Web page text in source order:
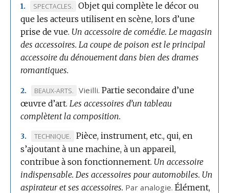
1.
MARQUE
DE
DOMAINE
:
SPECTACLES.
Objet qui complète le décor ou
que les acteurs utilisent en scène, lors d’une
prise de vue. Un accessoire de comédie. Le magasin
des accessoires. La coupe de poison est le principal
accessoire du dénouement dans bien des drames
romantiques.
2.
MARQUE
DE
DOMAINE
BEAUX-ARTS. Vieilli. Partie secondaire d’une
œuvre d’art. Les accessoires d’un tableau
complètent la composition.
3.
MARQUE
DE
DOMAINE
:
TECHNIQUE.
Pièce, instrument, etc., qui, en
s’ajoutant à une machine, à un appareil,
contribue à son fonctionnement. Un accessoire
indispensable. Des accessoires pour automobiles. Un
aspirateur et ses accessoires. Par analogie. Élément,